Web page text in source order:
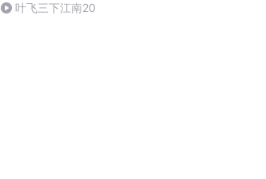
叶飞三下江南20